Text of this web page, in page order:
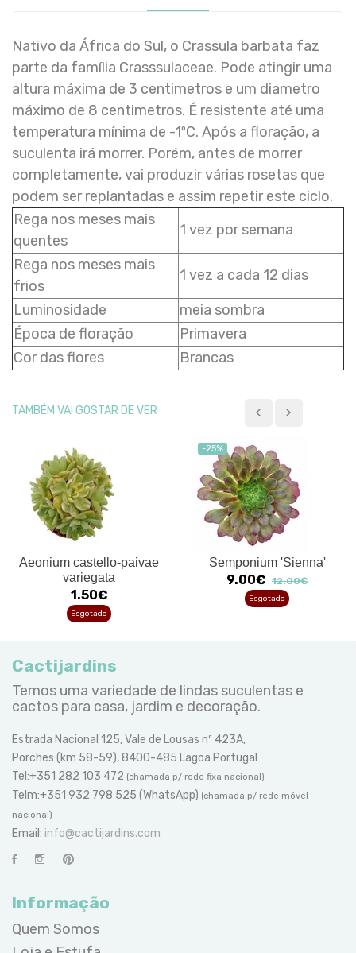
Nativo da África do Sul, o Crassula barbata faz
parte da família Crasssulaceae. Pode atingir uma
altura máxima de 3 centimetros e um diametro
máximo de 8 centimetros. É resistente até uma
temperatura mínima de -1ºC. Após a floração, a
suculenta irá morrer. Porém, antes de morrer
completamente, vai produzir várias rosetas que
podem ser replantadas e assim repetir este ciclo.
Rega nos meses mais
quentes
1 vez por semana
Rega nos meses mais
frios
1 vez a cada 12 dias
Luminosidade
meia sombra
Época de floração
Primavera
Cor das flores
Brancas
TAMBÉM VAI GOSTAR DE VER
Aeonium castello-paivae
variegata
1.50€
Esgotado
-25%
Semponium 'Sienna'
9.00€ 12.00€
Esgotado
Cactijardins
Temos uma variedade de lindas suculentas e
cactos para casa, jardim e decoração.
Estrada Nacional 125, Vale de Lousas nº 423A,
Porches (km 58-59), 8400-485 Lagoa Portugal
Tel:+351 282 103 472 (chamada p/ rede fixa nacional)
Telm:+351 932 798 525 (WhatsApp) (chamada p/ rede móvel
nacional)
Email: info@cactijardins.com
Informação
Quem Somos